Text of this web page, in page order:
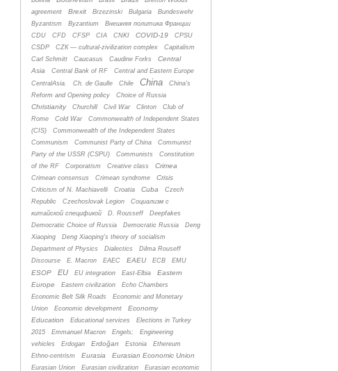
agreement
Brexit Brzezinski Bulgaria
Bundeswehr
Byzantism
Byzantium
Bнешняя политика Франции
CDU
CFD CFSP CIA CNKI COVID-19
CPSU
CSDP
CZК — cultural-zivilization complex
Capitalism
Carl Schmitt
Caucasus Caudine Forks
Central
Asia
Central Bank of RF
Central and Eastern Europe
CentralAsia.
Ch. de Gaulle Chile China
China's
Reform and Opening policy
Choice of Russia
Christianity Churchill Civil War Clinton
Club of
Rome
Cold War
Commonwealth of Independent States
(CIS)
Commonwealth of the Independent States
Communism
Communist Party of China
Communist
Party of the USSR (CSPU)
Communists
Constitution
of the RF
Corporatism Creative class Crimea
Crimean consensus Crimean syndrome Crisis
Criticism of N. Machiavelli Croatia Cuba
Czech
Republic
Czechoslovak Legion
Cоциализм с
китайской спецификой
D. Rousseff
Deepfakes
Democratic Choice of Russia
Democratic Russia
Deng
Xiaoping
Deng Xiaoping's theory of socialism
Department of Physics
Dialectics
Dilma Rouseff
Discourse
E. Macron EAEC EAEU ECB EMU
ESOP EU EU integration East-Elbia
Eastern
Europe
Eastern civilization
Echo Chambers
Economic Belt Silk Roads
Economic and Monetary
Union
Economic development
Economy
Education
Educational services
Elections in Turkey
2015
Emmanuel Macron Engels;
Engineering
vehicles
Erdogan Erdoğan Estonia
Ethereum
Ethno-centrism
Eurasia Eurasian Economic Union
Eurasian Union Eurasian civilization
Eurasian economic